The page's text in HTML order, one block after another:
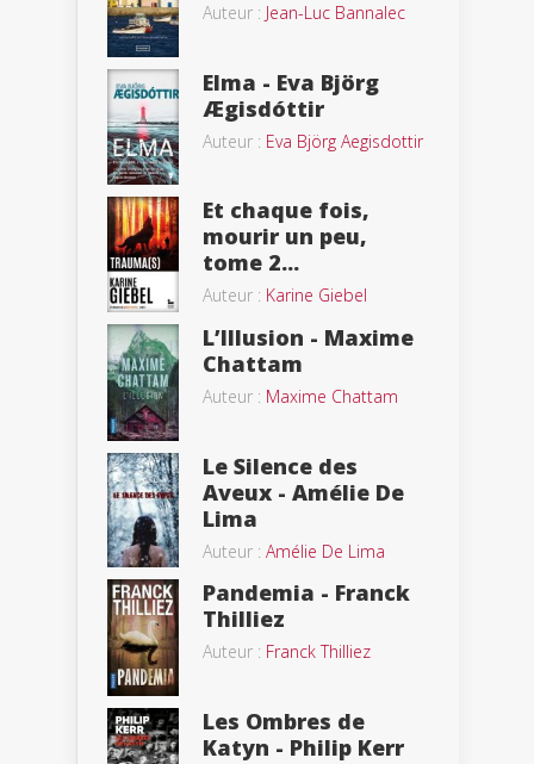
Auteur : Jean-Luc Bannalec
Elma - Eva Björg
Ægisdóttir
Auteur : Eva Björg Aegisdottir
Et chaque fois,
mourir un peu,
tome 2...
Auteur : Karine Giebel
L’Illusion - Maxime
Chattam
Auteur : Maxime Chattam
Le Silence des
Aveux - Amélie De
Lima
Auteur : Amélie De Lima
Pandemia - Franck
Thilliez
Auteur : Franck Thilliez
Les Ombres de
Katyn - Philip Kerr